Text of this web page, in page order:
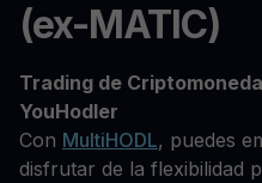
(ex-MATIC)
Trading de
YouHodler
Con MultiHODL, puedes
disfrutar de la flexibilidad